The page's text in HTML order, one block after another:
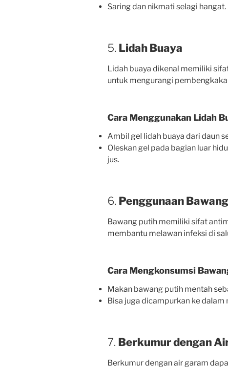
Saring dan nikmati selagi hangat.
5. Lidah Buaya
Lidah buaya dikenal memiliki
untuk mengurangi
Cara Menggunakan Lidah
Ambil gel lidah buaya dari daun
Oleskan gel pada bagian luar
jus.
6. Penggunaan
Bawang putih memiliki sifat
membantu melawan infeksi di
Cara Mengkonsumsi
Makan bawang putih mentah
Bisa juga dicampurkan ke dalam
7. Berkumur dengan
Berkumur dengan air garam